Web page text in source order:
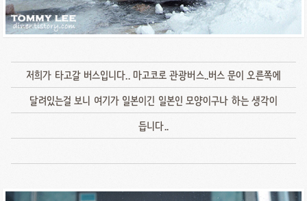
저희가 타고갈 버스입니다.. 마고코로 관광버스..버스 문이 오른쪽에
달려있는걸 보니 여기가 일본이긴 일본인 모양이구나 하는 생각이
듭니다..